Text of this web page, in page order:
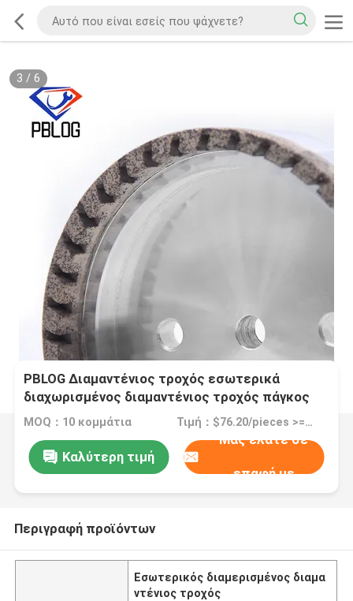
3 / 6
PBLOG Διαμαντένιος τροχός εσωτερικά
διαχωρισμένος διαμαντένιος τροχός πάγκος
γλιστρίτης τροχός γυαλί γλιστρίσιμο μηχανή
εξαρτήματα
MOQ：10 κομμάτια Τιμή：$76.20/pieces >=10 pieces
Καλύτερη τιμή
Μας ελάτε σε
επαφή με
Περιγραφή προϊόντων
Εσωτερικός διαμερισμένος διαμα
ντένιος τροχός